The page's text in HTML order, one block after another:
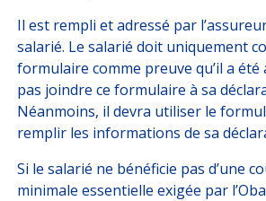
Il est rempli et adressé par l’assureur
salarié. Le salarié doit uniquement
formulaire comme preuve qu’il a
pas joindre ce formulaire à sa
Néanmoins, il devra utiliser le
remplir les informations de sa
Si le salarié ne bénéficie pas d’une
minimale essentielle exigée par